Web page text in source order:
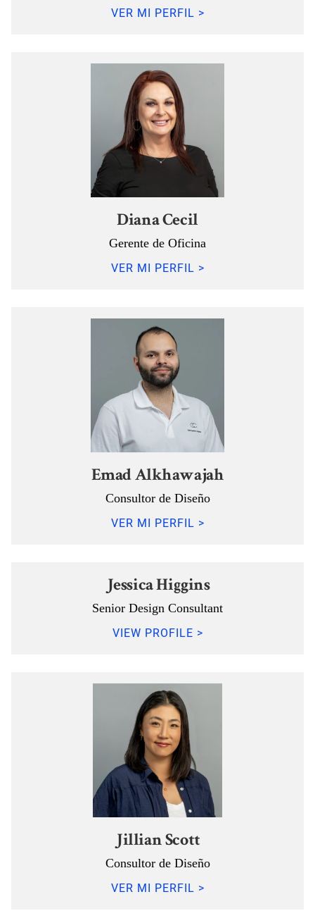
VER MI PERFIL >
Diana Cecil
Gerente de Oficina
VER MI PERFIL >
Emad Alkhawajah
Consultor de Diseño
VER MI PERFIL >
Jessica Higgins
Senior Design Consultant
VIEW PROFILE >
Jillian Scott
Consultor de Diseño
VER MI PERFIL >